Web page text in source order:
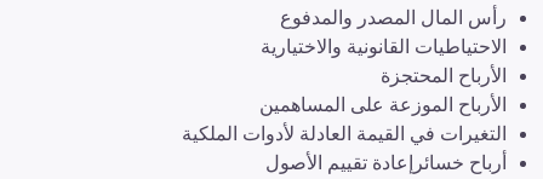
رأس المال المصدر والمدفوع
الاحتياطيات القانونية والاختيارية
الأرباح المحتجزة
الأرباح الموزعة على المساهمين
التغيرات في القيمة العادلة لأدوات الملكية
أرباح خسائرإعادة تقييم الأصول